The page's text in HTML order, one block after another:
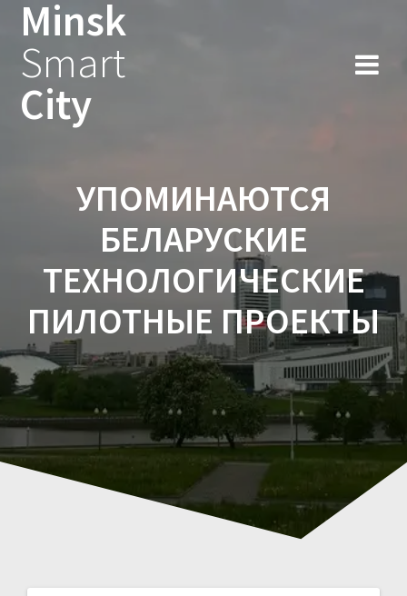
Minsk
Smart
City
УПОМИНАЮТСЯ
БЕЛАРУСКИЕ
ТЕХНОЛОГИЧЕСКИЕ
ПИЛОТНЫЕ ПРОЕКТЫ